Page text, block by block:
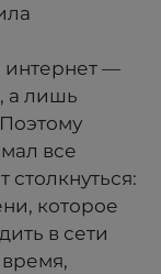
интернет —
а лишь
все
которое
в сети
время,